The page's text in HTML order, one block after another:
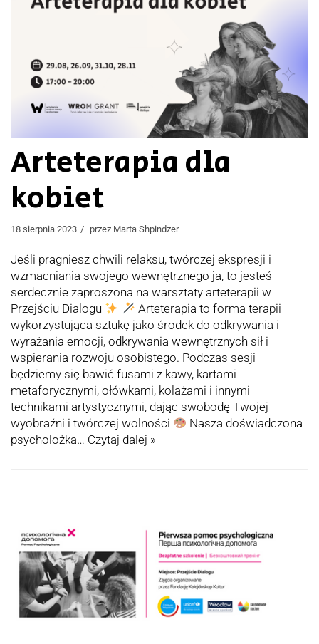
Arteterapia dla
kobiet
18 sierpnia 2023 przez Marta Shpindzer
Jeśli pragniesz chwili relaksu, twórczej ekspresji i
wzmacniania swojego wewnętrznego ja, to jesteś
serdecznie zaproszona na warsztaty arteterapii w
Przejściu Dialogu
Arteterapia to forma terapii
wykorzystująca sztukę jako środek do odkrywania i
wyrażania emocji, odkrywania wewnętrznych sił i
wspierania rozwoju osobistego. Podczas sesji
będziemy się bawić fusami z kawy, kartami
metaforycznymi, ołówkami, kolażami i innymi
technikami artystycznymi, dając swobodę Twojej
wyobraźni i twórczej wolności
Nasza doświadczona
psycholożka… Czytaj dalej »